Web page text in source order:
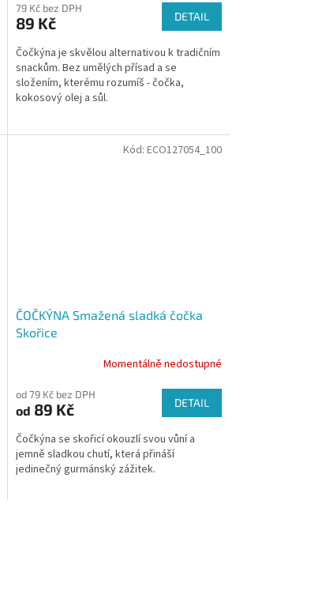
79 Kč bez DPH
89 Kč DETAIL
Čočkýna je skvělou alternativou k tradičním
snackům. Bez umělých přísad a se
složením, kterému rozumíš - čočka,
kokosový olej a sůl.
ČOČKÝNA Smažená sladká čočka
Skořice
Momentálně nedostupné
od 79 Kč bez DPH
od 89 Kč DETAIL
Čočkýna se skořicí okouzlí svou vůní a
jemně sladkou chutí, která přináší
jedinečný gurmánský zážitek.
Kód: ECO127054_100